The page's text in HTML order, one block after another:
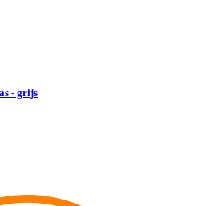
- grijs